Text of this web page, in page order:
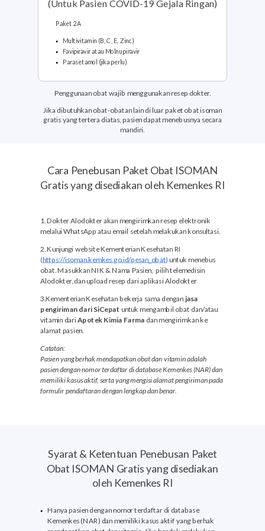
(Untuk Pasien COVID-19 Gejala Ringan)
Paket 2A
Multivitamin (B, C, E, Zinc)
Favipiravir atau Molnupiravir
Parasetamol (jika perlu)
Syarat & Ketentuan Penebusan Paket
Obat ISOMAN Gratis yang disediakan
oleh Kemenkes RI
Hanya pasien dengan nomor terdaftar di database
Kemenkes (NAR) dan memiliki kasus aktif yang berhak
Penggunaan obat wajib menggunakan resep dokter.
Jika dibutuhkan obat-obatan lain di luar paket obat isoman
gratis yang tertera diatas, pasien dapat menebusnya secara
mandiri.
Cara Penebusan Paket Obat ISOMAN
Gratis yang disediakan oleh Kemenkes RI
1. Dokter Alodokter akan mengirimkan resep elektronik
melalui WhatsApp atau email setelah melakukan konsultasi.
2. Kunjungi website Kementerian Kesehatan RI
(https://isoman.kemkes.go.id/pesan_obat) untuk menebus
obat. Masukkan NIK & Nama Pasien, pilih telemedisin
Alodokter, dan upload resep dari aplikasi Alodokter
3.Kementerian Kesehatan bekerja sama dengan jasa
pengiriman dari SiCepat untuk mengambil obat dan/atau
vitamin dariApotek Kimia Farma dan mengirimkan ke
alamat pasien.
Catatan:
Pasien yangberhakmendapatkan obat dan vitamin adalah
pasiendengan nomor terdaftar di database Kemenkes (NAR) dan
memiliki kasus aktif, serta yangmengisi alamat pengiriman pada
formulir pendaftaran dengan lengkap dan benar.